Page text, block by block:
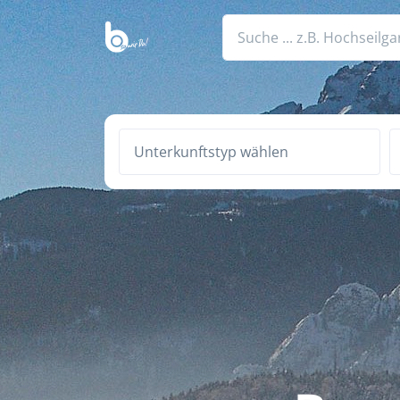
Unterkunftstyp wählen